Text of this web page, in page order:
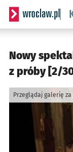
Serwis
Nowy
z próby [2/
Przeglądaj galerię